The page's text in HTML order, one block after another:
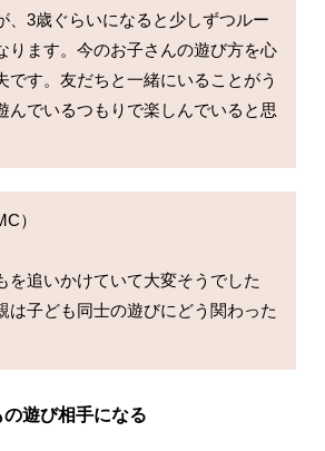
、3歳ぐらいになると少しずつルー
ります。今のお子さんの遊び方を心
です。友だちと一緒にいることがう
んでいるつもりで楽しんでいると思
）
を追いかけていて大変そうでした
は子ども同士の遊びにどう関わった
遊び相手になる